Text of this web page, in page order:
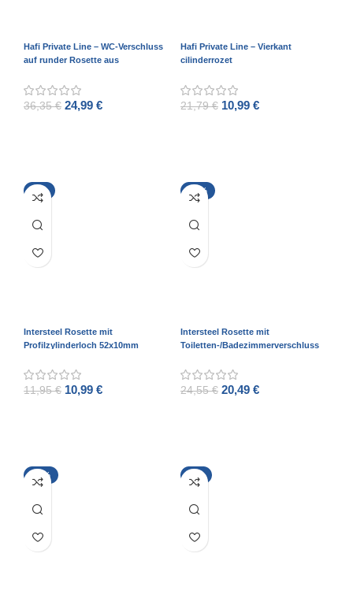
Hafi Private Line – WC-Verschluss
auf runder Rosette aus
36,35€ 24,99 €
Hafi Private Line – Vierkant
cilinderrozet
21,79€ 10,99 €
-8%
Intersteel Rosette mit
Profilzylinderloch 52x10mm
11,95€ 10,99 €
-17%
Intersteel Rosette mit
Toiletten-/Badezimmerverschluss
24,55€ 20,49 €
-12% -6%